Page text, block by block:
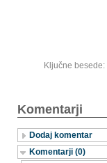
Ključne besede:
Komentarji
Dodaj komentar
Komentarji (0)